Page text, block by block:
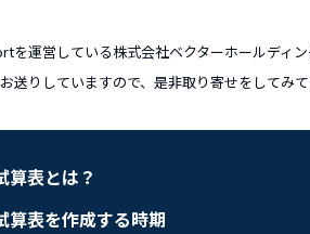
運営している株式会社ベクターホールディ
りしていますので、是非取り寄せをしてみて
算表とは？
算表を作成する時期